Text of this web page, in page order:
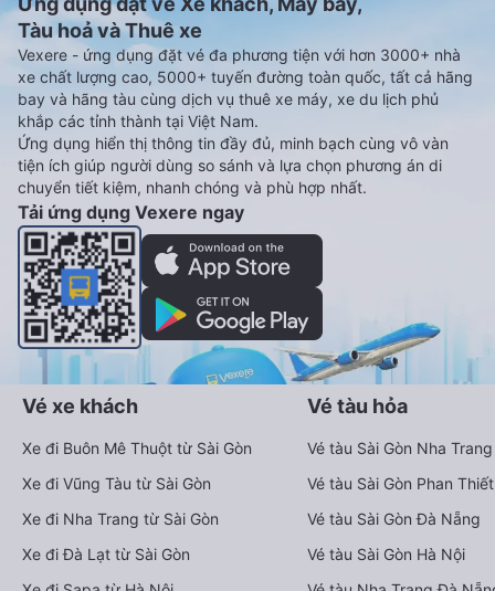
Tàu hoả và Thuê xe
Vexere - ứng dụng đặt vé đa phương tiện với hơn 3000+ nhà
xe chất lượng cao, 5000+ tuyến đường toàn quốc, tất cả hãng
bay và hãng tàu cùng dịch vụ thuê xe máy, xe du lịch phủ
khắp các tỉnh thành tại Việt Nam.
Ứng dụng hiển thị thông tin đầy đủ, minh bạch cùng vô vàn
tiện ích giúp người dùng so sánh và lựa chọn phương án di
chuyển tiết kiệm, nhanh chóng và phù hợp nhất.
Tải ứng dụng Vexere ngay
Vé xe khách
Xe đi Buôn Mê Thuột từ Sài Gòn
Xe đi Vũng Tàu từ Sài Gòn
Xe đi Nha Trang từ Sài Gòn
Xe đi Đà Lạt từ Sài Gòn
Vé tàu hỏa
Vé tàu Sài Gòn Nha Trang
Vé tàu Sài Gòn Phan Thiết
Vé tàu Sài Gòn Đà Nẵng
Vé tàu Sài Gòn Hà Nội